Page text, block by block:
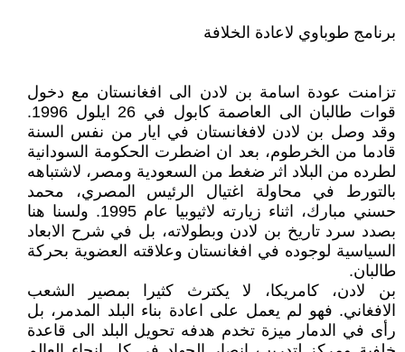
برنامج طوباوي لاعادة الخلافة
تزامنت عودة اسامة بن لادن الى افغانستان مع دخول
قوات طالبان الى العاصمة كابول في 26 ايلول 1996.
وقد وصل بن لادن لافغانستان في ايار من نفس السنة
قادما من الخرطوم، بعد ان اضطرت الحكومة السودانية
لطرده من البلاد اثر ضغط من السعودية ومصر، لاشتباهه
بالتورط في محاولة اغتيال الرئيس المصري، محمد
حسني مبارك، اثناء زيارته لاثيوبيا عام 1995. ولسنا هنا
بصدد سرد تاريخ بن لادن وبطولاته، بل في شرح الابعاد
السياسية لوجوده في افغانستان وعلاقته العضوية بحركة
طالبان.
بن لادن، كامريكا، لا يكترث كثيرا بمصير الشعب
الافغاني. فهو لم يعمل على اعادة بناء البلد المدمر، بل
رأى في الدمار ميزة تخدم هدفه تحويل البلد الى قاعدة